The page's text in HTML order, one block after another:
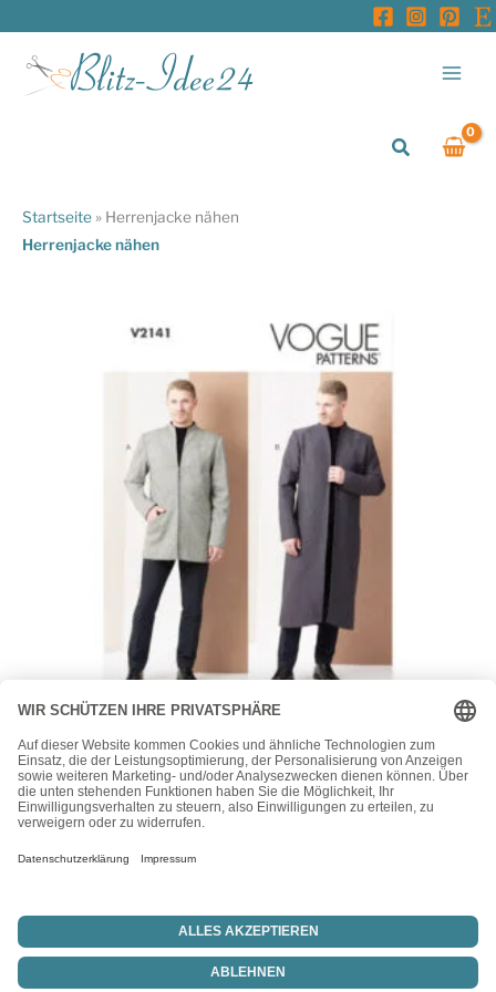
springen
Suchen
Startseite » Herrenjacke nähen
Herrenjacke nähen
Vogue
Vogue Schnittmuster V2141 – Herrenjacke in zwei Längen
24,00€
Vertrag widerrufen